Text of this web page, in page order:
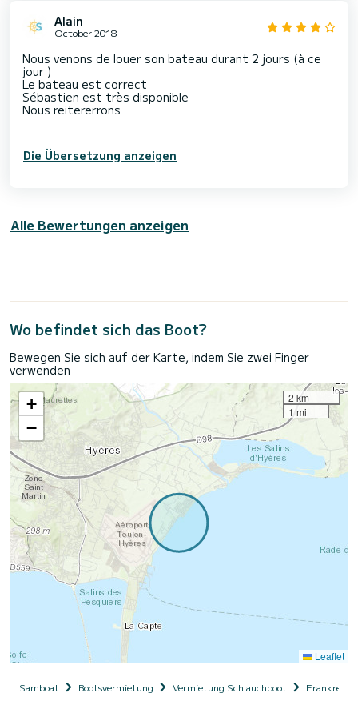
Alain
October 2018
Nous venons de louer son bateau durant 2 jours (à ce
jour )
Le bateau est correct
Sébastien est très disponible
Nous reitererrons
Die Übersetzung anzeigen
Alle Bewertungen anzeigen
Wo befindet sich das Boot?
Bewegen Sie sich auf der Karte, indem Sie zwei Finger
verwenden
+
−
2 km
1 mi
Leaflet
Samboat Bootsvermietung Vermietung Schlauchboot Frankreich